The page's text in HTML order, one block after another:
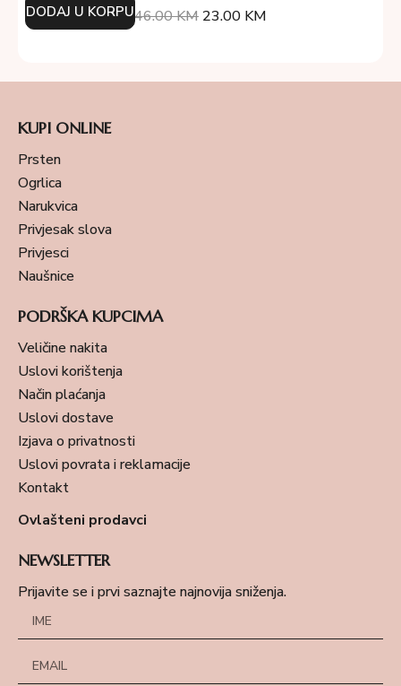
46.00KM 23.00 KM
DODAJ U KORPU
KUPI ONLINE
Prsten
Ogrlica
Narukvica
Privjesak slova
Privjesci
Naušnice
PODRŠKA KUPCIMA
Veličine nakita
Uslovi korištenja
Način plaćanja
Uslovi dostave
Izjava o privatnosti
Uslovi povrata i reklamacije
Kontakt
Ovlašteni prodavci
NEWSLETTER
Prijavite se i prvi saznajte najnovija sniženja.